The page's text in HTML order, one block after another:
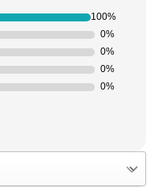
0%
0%
0%
0%
100%